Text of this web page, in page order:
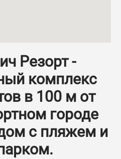
Резорт -
комплекс
в 100 м от
городе
с пляжем и